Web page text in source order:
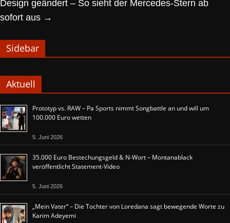
Design geändert – So sieht der Mercedes-Stern ab
sofort aus →
Sidebar
Aktuell
Prototyp vs. RAW – Pa Sports nimmt Songbattle an und will um
100.000 Euro wetten
5. Juni 2026
35.000 Euro Bestechungsgeld & N-Wort – Montanablack
veröffentlicht Statement-Video
5. Juni 2026
„Mein Vater“ – Die Tochter von Loredana sagt bewegende Worte zu
Karim Adeyemi